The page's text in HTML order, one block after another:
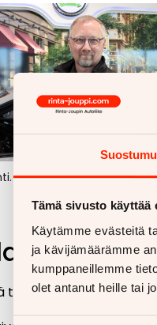
Tämä sivusto käyttää
Käytämme evästeitä
ja kävijämäärämme
kumppaneillemme
olet antanut heille tai
ja
tunnustus merkitsee.